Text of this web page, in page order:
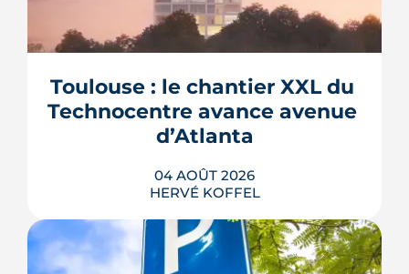
La troisième et dernière phase de
l'écoquartier Andromède doit livrer
près de 1 700 logements à partir de
protégé, la cisticole des joncs, contraint
fortement le plan d'aménagement et
repousse un calendrier déjà tendu.
LIRE L'ARTICLE
Toulouse : le chantier XXL du
Technocentre avance avenue
d’Atlanta
04 AOÛT 2026
HERVÉ KOFFEL